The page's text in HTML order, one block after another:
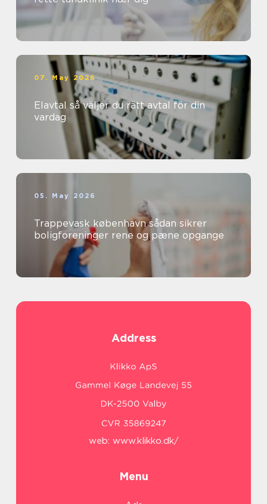
07. May 2026
Elavtal så väljer du rätt avtal för din
vardag
05. May 2026
Trappevask københavn sådan sikrer
boligforeninger rene og pæne opgange
Address
web: www.klikko.dk/
Menu